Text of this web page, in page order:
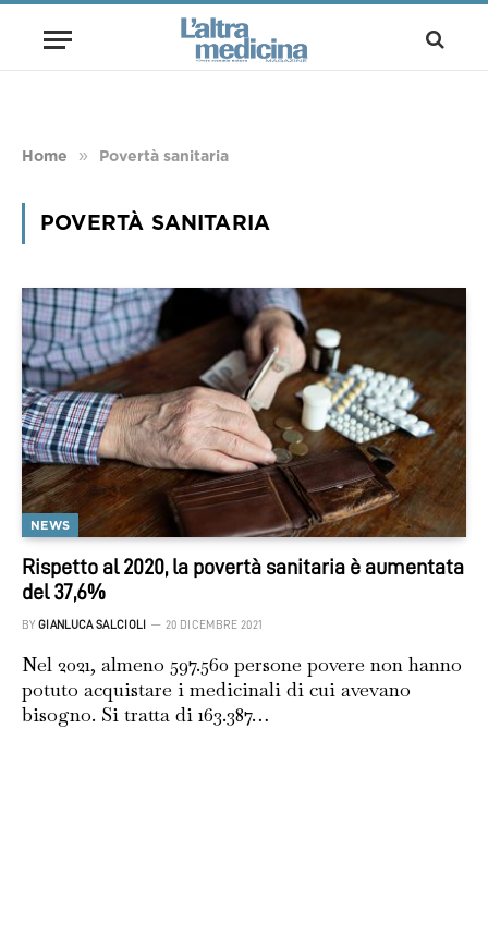
Home » Povertà sanitaria
POVERTÀ SANITARIA
NEWS
Rispetto al 2020, la povertà sanitaria è aumentata
del 37,6%
BY GIANLUCA SALCIOLI 20 DICEMBRE 2021
Nel 2021, almeno 597.560 persone povere non hanno
potuto acquistare i medicinali di cui avevano
bisogno. Si tratta di 163.387…